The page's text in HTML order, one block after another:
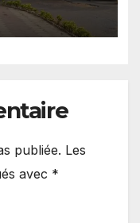
publiée. Les
avec *